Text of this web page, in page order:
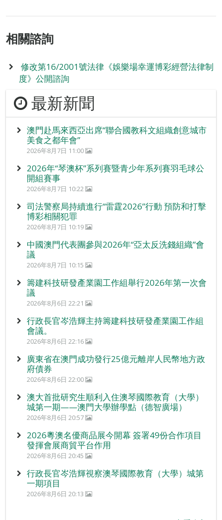
相關諮詢
修改第16/2001號法律《娛樂場幸運博彩經營法律制
度》公開諮詢
最新新聞
澳門赴馬來西亞出席“聯合國教科文組織創意城市
美食之都年會”
2026年8月7日 11:00
2026年“琴澳杯”系列賽暨青少年系列賽羽毛球公
開組賽事
2026年8月7日 10:22
司法警察局持續進行“雷霆2026”行動 預防和打擊
博彩相關犯罪
2026年8月7日 10:19
中國澳門代表團參與2026年“亞太反洗錢組織”會
議
2026年8月7日 10:15
籌建科技研發產業園工作組舉行2026年第一次會
議
2026年8月6日 22:21
行政長官岑浩輝主持籌建科技研發產業園工作組
會議。
2026年8月6日 22:16
廣東省在澳門成功發行25億元離岸人民幣地方政
府債券
2026年8月6日 22:00
澳大首批研究生順利入住澳琴國際教育（大學）
城第一期——澳門大學辦學點（德智廣場）
2026年8月6日 20:57
2026粵澳名優商品展今開幕 簽署49份合作項目
發揮會展商貿平台作用
2026年8月6日 20:45
行政長官岑浩輝視察澳琴國際教育（大學）城第
一期項目
2026年8月6日 20:13